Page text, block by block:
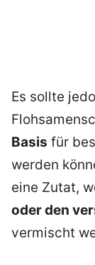
Es sollte
Basis für
werden
eine Zutat,
oder den
vermischt